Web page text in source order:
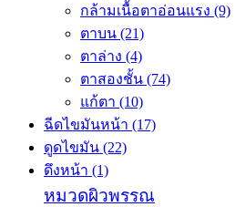
กล้ามเนื้อตาอ่อนแรง (9)
ตาบน (21)
ตาล่าง (4)
ตาสองชั้น (74)
แก้ตา (10)
ฉีดไขมันหน้า (17)
ดูดไขมัน (22)
ดึงหน้า (1)
หมวดผิวพรรณ